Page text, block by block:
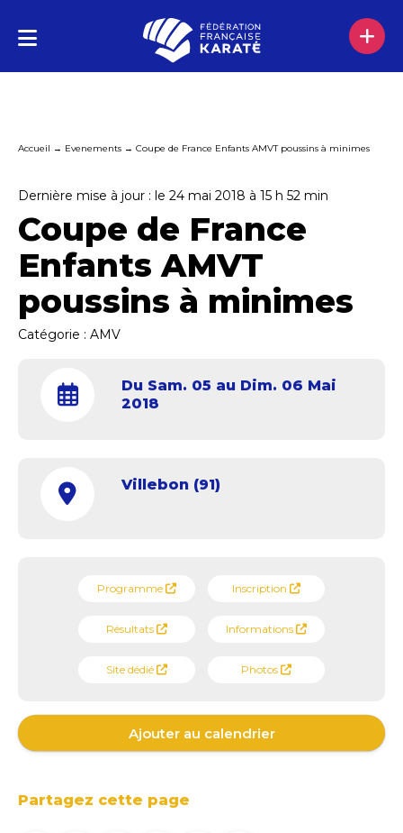
Accueil → Evenements → Coupe de France Enfants AMVT poussins à minimes
Dernière mise à jour : le 24 mai 2018 à 15 h 52 min
Coupe de France
Enfants AMVT
poussins à minimes
Catégorie : AMV
Du Sam. 05 au Dim. 06 Mai
2018
Villebon (91)
Programme Inscription
Résultats Informations
Site dédié Photos
Ajouter au calendrier
Partagez cette page